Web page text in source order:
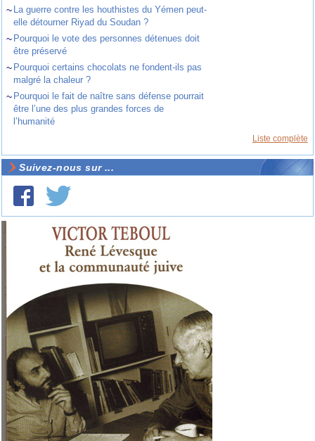
~ La guerre contre les houthistes du Yémen peut-
elle détourner Riyad du Soudan ?
~ Pourquoi le vote des personnes détenues doit
être préservé
~ Pourquoi certains chocolats ne fondent-ils pas
malgré la chaleur ?
~ Pourquoi le fait de naître sans défense pourrait
être l’une des plus grandes forces de
l’humanité
Liste complète
Suivez-nous sur ...